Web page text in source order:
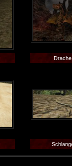
Drache